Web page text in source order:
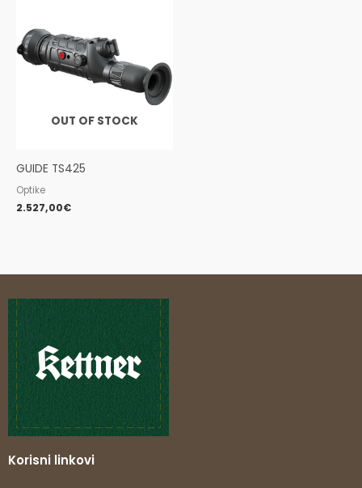
OUT OF STOCK
GUIDE TS425
Optike
2.527,00€
Korisni linkovi